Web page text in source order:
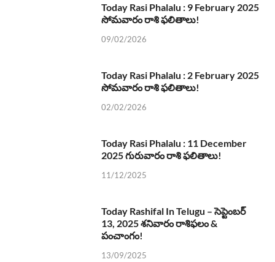
Today Rasi Phalalu : 9 February 2025
సోమవారం రాశి ఫలితాలు!
09/02/2026
Today Rasi Phalalu : 2 February 2025
సోమవారం రాశి ఫలితాలు!
02/02/2026
Today Rasi Phalalu : 11 December
2025 గురువారం రాశి ఫలితాలు!
11/12/2025
Today Rashifal In Telugu – సెప్టెంబర్
13, 2025 శనివారం రాశిఫలం &
పంచాంగం!
13/09/2025